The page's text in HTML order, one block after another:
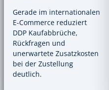
Gerade im internationalen
E-Commerce reduziert
DDP Kaufabbrüche,
Rückfragen und
unerwartete Zusatzkosten
bei der Zustellung
deutlich.